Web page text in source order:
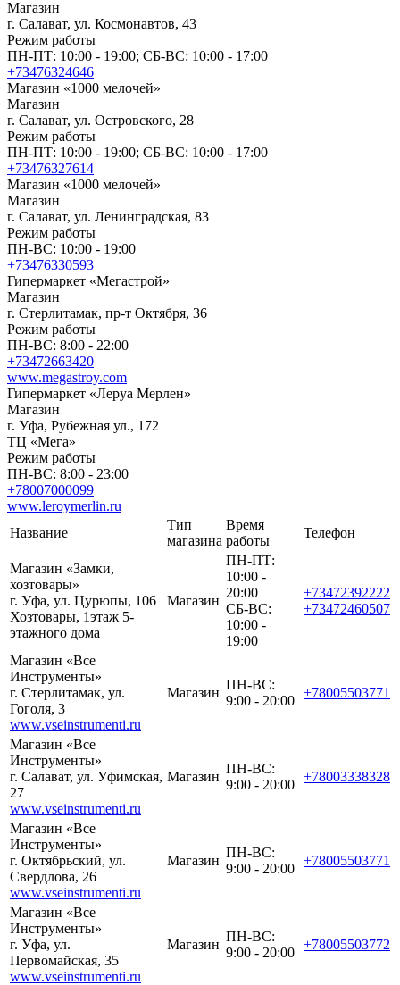
Магазин
г. Салават, ул. Космонавтов, 43
Режим работы
ПН-ПТ: 10:00 - 19:00; СБ-ВС: 10:00 - 17:00
+73476324646
Магазин «1000 мелочей»
Магазин
г. Салават, ул. Островского, 28
Режим работы
ПН-ПТ: 10:00 - 19:00; СБ-ВС: 10:00 - 17:00
+73476327614
Магазин «1000 мелочей»
Магазин
г. Салават, ул. Ленинградская, 83
Режим работы
ПН-ВС: 10:00 - 19:00
+73476330593
Гипермаркет «Мегастрой»
Магазин
г. Стерлитамак, пр-т Октября, 36
Режим работы
ПН-ВС: 8:00 - 22:00
+73472663420
www.megastroy.com
Гипермаркет «Леруа Мерлен»
Магазин
г. Уфа, Рубежная ул., 172
ТЦ «Мега»
Режим работы
ПН-ВС: 8:00 - 23:00
+78007000099
www.leroymerlin.ru
Название
Тип
магазина
Время
работы
Телефон
Магазин «Замки,
хозтовары»
г. Уфа, ул. Цурюпы, 106
Хозтовары, 1этаж 5-
этажного дома
Магазин
ПН-ПТ:
10:00 -
20:00
СБ-ВС:
10:00 -
19:00
+73472392222
+73472460507
Магазин «Все
Инструменты»
г. Стерлитамак, ул.
Гоголя, 3
www.vseinstrumenti.ru
Магазин
ПН-ВС:
9:00 - 20:00
+78005503771
Магазин «Все
Инструменты»
г. Салават, ул. Уфимская,
27
www.vseinstrumenti.ru
Магазин
ПН-ВС:
9:00 - 20:00
+78003338328
Магазин «Все
Инструменты»
г. Октябрьский, ул.
Свердлова, 26
www.vseinstrumenti.ru
Магазин
ПН-ВС:
9:00 - 20:00
+78005503771
Магазин «Все
Инструменты»
г. Уфа, ул.
Первомайская, 35
www.vseinstrumenti.ru
Магазин
ПН-ВС:
9:00 - 20:00
+78005503772